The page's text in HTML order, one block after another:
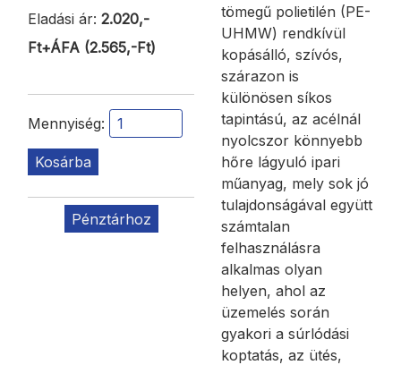
Eladási ár: 2.020,-
Ft+ÁFA (2.565,-Ft)
Mennyiség:
Kosárba
Pénztárhoz
tömegű polietilén (PE-
UHMW) rendkívül
kopásálló, szívós,
szárazon is
különösen síkos
tapintású, az acélnál
nyolcszor könnyebb
hőre lágyuló ipari
műanyag, mely sok jó
tulajdonságával együtt
számtalan
felhasználásra
alkalmas olyan
helyen, ahol az
üzemelés során
gyakori a súrlódási
koptatás, az ütés,